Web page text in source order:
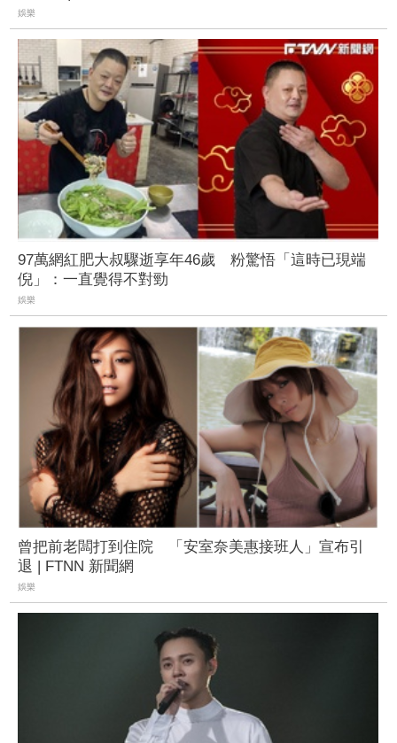
娛樂
97萬網紅肥大叔驟逝享年46歲 粉驚悟「這時已現端
倪」：一直覺得不對勁
娛樂
曾把前老闆打到住院 「安室奈美惠接班人」宣布引
退 | FTNN 新聞網
娛樂